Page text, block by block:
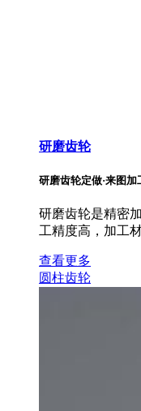
研磨齿轮
研磨齿轮定做·来图加
研磨齿轮是精密
工精度高，加工
查看更多
圆柱齿轮